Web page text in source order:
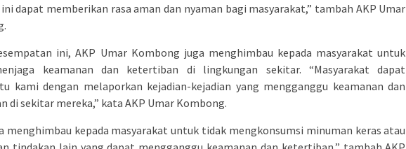
dapat memberikan rasa aman dan nyaman bagi masyarakat,” tambah AKP Umar
ini, AKP Umar Kombong juga menghimbau kepada masyarakat untuk
keamanan dan ketertiban di lingkungan sekitar. “Masyarakat dapat
kami dengan melaporkan kejadian-kejadian yang mengganggu keamanan dan
di sekitar mereka,” kata AKP Umar Kombong.
menghimbau kepada masyarakat untuk tidak mengkonsumsi minuman keras atau